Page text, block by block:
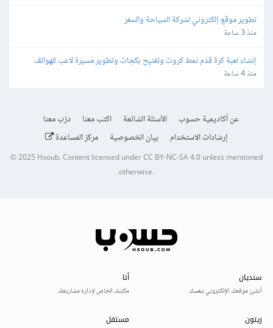
تطوير موقع إلكتروني لشركة السياحة والسفر
منذ 3 ساعة
إنشاء لعبة كرة قدم نمط كروت وتفتيح بكجات وتطوير مسيرة لاعب للهواتف
منذ 4 ساعة
عن أكاديمية حسوب الأسئلة الشائعة اكتب معنا
درّب معنا
إرشادات الاستخدام
بيان الخصوصية مركز المساعدة
© 2025 Hsoub.Content licensed underCC BY-NC-SA 4.0unless mentioned
otherwise.